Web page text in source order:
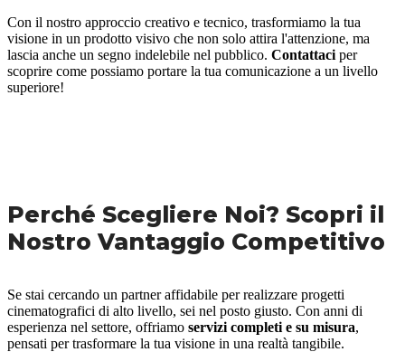
Con il nostro approccio creativo e tecnico, trasformiamo la tua
visione in un prodotto visivo che non solo attira l'attenzione, ma
lascia anche un segno indelebile nel pubblico. Contattaci per
scoprire come possiamo portare la tua comunicazione a un livello
superiore!
Perché Scegliere Noi? Scopri il
Nostro Vantaggio Competitivo
Se stai cercando un partner affidabile per realizzare progetti
cinematografici di alto livello, sei nel posto giusto. Con anni di
esperienza nel settore, offriamo servizi completi e su misura,
pensati per trasformare la tua visione in una realtà tangibile.